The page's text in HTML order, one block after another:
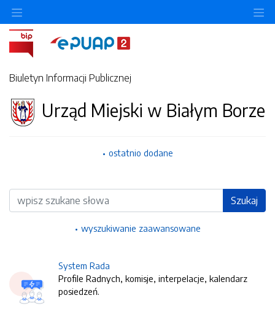
Biuletyn Informacji Publicznej
Urząd Miejski w Białym Borze
ostatnio dodane
Wyszukiwarka Szukaj
wyszukiwanie zaawansowane
System Rada
Profile Radnych, komisje, interpelacje, kalendarz
posiedzeń.